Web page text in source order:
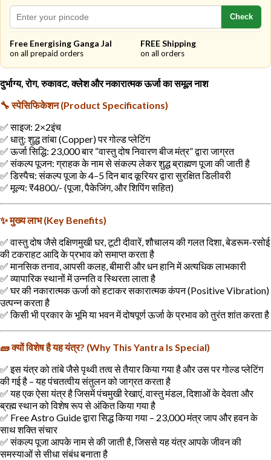
Check
Free Energising Ganga Jal
on all prepaid orders
FREE Shipping
on all orders
दुर्भाग्य,रोग,रुकावट,क्लेशऔरनकारात्मकऊर्जाकासमूलनाश
🔧 स्पेसिफिकेशन (Product Specifications)
✅ साइज: 2×2इंच
✅ धातु: शुद्ध तांबा (Copper) पर गोल्ड प्लेटिंग
✅ ऊर्जा सिद्धि: 23,000 बार “वास्तु दोष निवारण बीज मंत्र” द्वारा जाग्रत
✅ संकल्प पूजन: ग्राहक के नाम से संकल्प लेकर शुद्ध ब्राह्मण पूजा की जाती है
✅ डिस्पैच: संकल्प पूजा के 4–5 दिन बाद कूरियर द्वारा सुरक्षित डिलीवरी
✅ मूल्य: ₹4800/- (पूजा, पैकेजिंग, और शिपिंग सहित)
✨ मुख्य लाभ (Key Benefits)
✅ वास्तु दोष जैसे दक्षिणमुखी घर, टूटी दीवारें, शौचालय की गलत दिशा, बेडरूम-रसोई
की टकराहट आदि के प्रभाव को समाप्त करता है
✅ मानसिक तनाव, आपसी कलह, बीमारी और धन हानि में अत्यधिक लाभकारी
✅ व्यापारिक स्थानों में उन्नति व स्थिरता लाता है
✅ घर की नकारात्मक ऊर्जा को हटाकर सकारात्मक कंपन (Positive Vibration)
उत्पन्न करता है
✅ किसी भी प्रकार के भूमि या भवन में दोषपूर्ण ऊर्जा के प्रभाव को तुरंत शांत करता है
🧱 क्यों विशेष है यह यंत्र? (Why This Yantra Is Special)
✅ इस यंत्र को तांबे जैसे पृथ्वी तत्व से तैयार किया गया है और उस पर गोल्ड प्लेटिंग
की गई है – यह पंचतत्वीय संतुलन को जाग्रत करता है
✅ यह एक ऐसा यंत्र है जिसमें पंचमुखी रेखाएं, वास्तु मंडल, दिशाओं के देवता और
ब्रह्म स्थान को विशेष रूप से अंकित किया गया है
✅ Free Astro Guide द्वारा सिद्ध किया गया – 23,000 मंत्र जाप और हवन के
साथ शक्ति संचार
✅ संकल्प पूजा आपके नाम से की जाती है, जिससे यह यंत्र आपके जीवन की
समस्याओं से सीधा संबंध बनाता है